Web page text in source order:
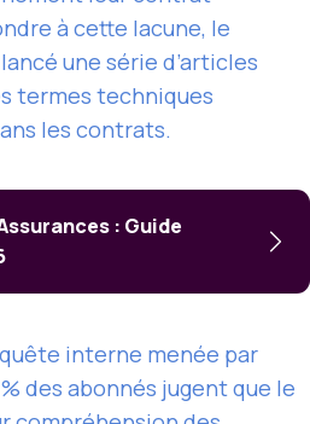
à cette lacune, le
une série d’articles
termes techniques
les contrats.
: Guide
interne menée par
des abonnés jugent que le